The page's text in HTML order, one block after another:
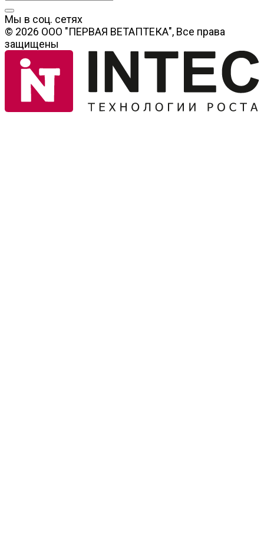
Мы в соц. сетях
© 2026 ООО "ПЕРВАЯ ВЕТАПТЕКА", Все права
защищены